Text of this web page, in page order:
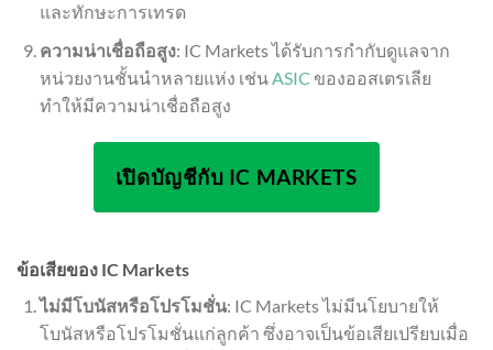
และทักษะการเทรด
ความน่าเชื่อถือสูง: IC Markets ได้รับการกำกับดูแลจาก
หน่วยงานชั้นนำหลายแห่ง เช่นASIC ของออสเตรเลีย
ทำให้มีความน่าเชื่อถือสูง
เปิดบัญชีกับ IC MARKETS
ข้อเสียของ IC Markets
ไม่มีโบนัสหรือโปรโมชั่น: IC Markets ไม่มีนโยบายให้
โบนัสหรือโปรโมชั่นแก่ลูกค้า ซึ่งอาจเป็นข้อเสียเปรียบเมื่อ